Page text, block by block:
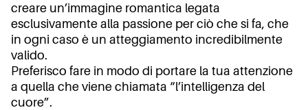
creare un’immagine romantica legata
esclusivamente alla passione per ciò che si fa, che
in ogni caso è un atteggiamento incredibilmente
valido.
Preferisco fare in modo di portare la tua attenzione
a quella che viene chiamata “l’intelligenza del
cuore”.